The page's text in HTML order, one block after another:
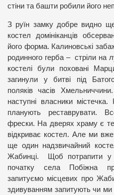
стіни та башти робили його
З руїн замку добре видно
костел домініканців
його форма. Калиновські
родинного герба – стріли на
костелі були поховані
загинули у битві під
поляків часів
наступні власники
планують реставрувати.
фрески. На дверях храму є
відкриває костел. Але ми
ще один надзвичайний
Жабинці. Щоб потрапити у
початку села Побіжна
запитуємо місцевих про
здивуванням запитують чи